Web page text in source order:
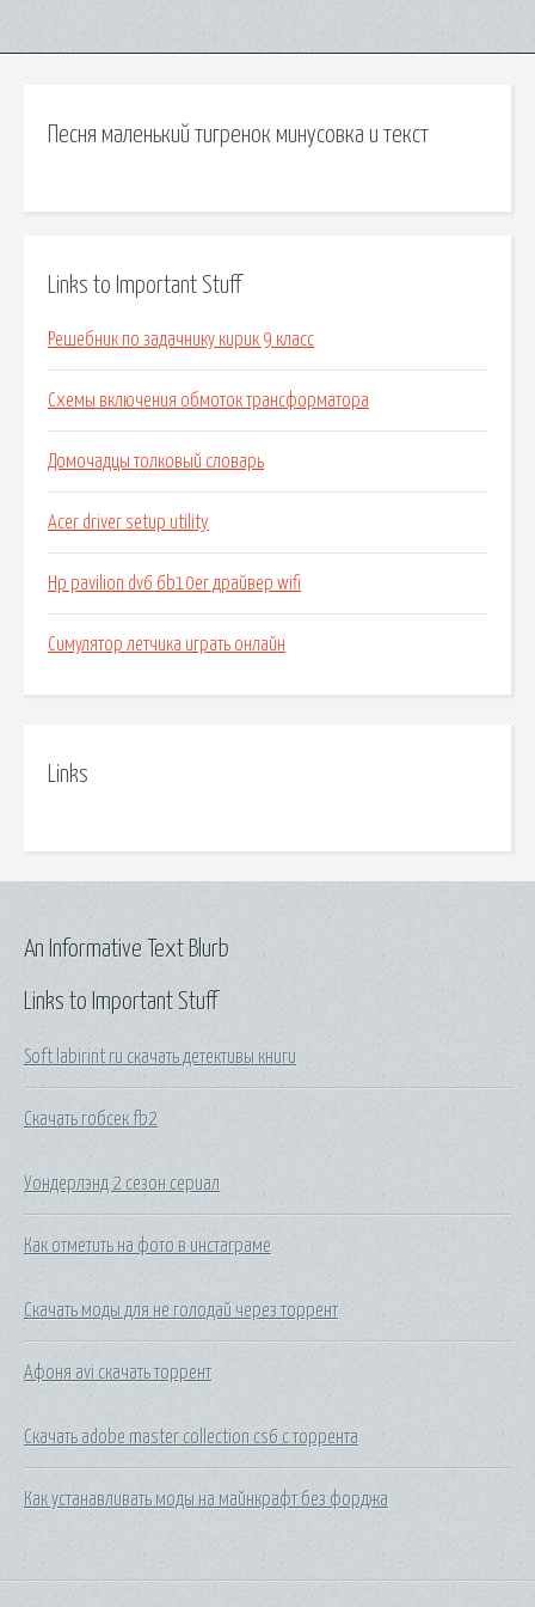
Песня маленький тигренок минусовка и текст
Links to Important Stuff
Решебник по задачнику кирик 9 класс
Схемы включения обмоток трансформатора
Домочадцы толковый словарь
Acer driver setup utility
Hp pavilion dv6 6b10er драйвер wifi
Симулятор летчика играть онлайн
Links
Links to Important Stuff
Soft labirint ru скачать детективы книги
Скачать гобсек fb2
Уондерлэнд 2 сезон сериал
Как отметить на фото в инстаграме
Скачать моды для не голодай через торрент
Афоня avi скачать торрент
Скачать adobe master collection cs6 с торрента
Как устанавливать моды на майнкрафт без форджа
An Informative Text Blurb